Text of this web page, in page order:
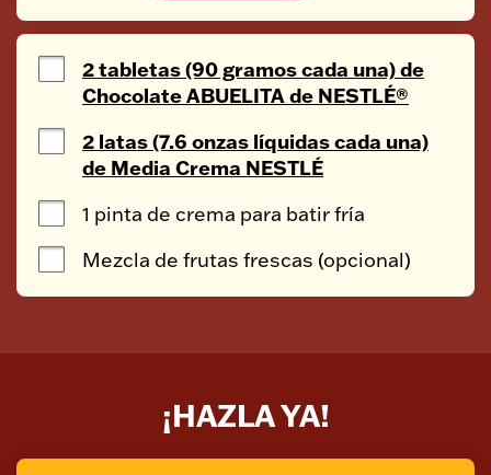
2 tabletas (90 gramos cada una) de
Chocolate ABUELITA de NESTLÉ®
2 latas (7.6 onzas líquidas cada una)
de Media Crema NESTLÉ
1 pinta de crema para batir fría
Mezcla de frutas frescas (opcional)
¡HAZLA YA!